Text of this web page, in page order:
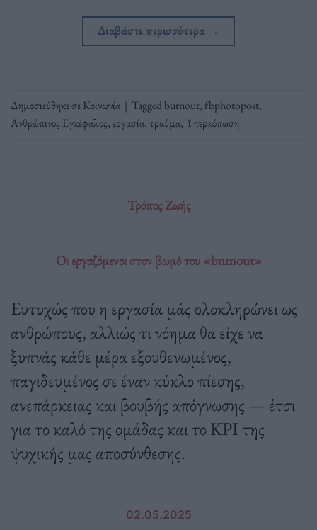
Διαβάστε περισσότερα →
Δημοσιεύθηκε σεΚοινωνία | Taggedburnout, fbphotopost,
Ανθρώπινος Εγκέφαλος, εργασία,τραύμα, Υπερκόπωση
Τρόπος Ζωής
Οι εργαζόμενοι στον βωμό του «burnout»
Ευτυχώς που η εργασία μάς ολοκληρώνει ως
ανθρώπους, αλλιώς τι νόημα θα είχε να
ξυπνάς κάθε μέρα εξουθενωμένος,
παγιδευμένος σε έναν κύκλο πίεσης,
ανεπάρκειας και βουβής απόγνωσης — έτσι
για το καλό της ομάδας και το KPI της
ψυχικής μας αποσύνθεσης.
02.05.2025